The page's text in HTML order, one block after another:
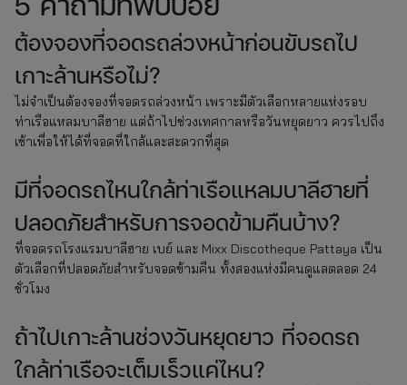
ต้องจองที่จอดรถล่วงหน้าก่อนขับรถไป
เกาะล้านหรือไม่?
ไม่จำเป็นต้องจองที่จอดรถล่วงหน้า เพราะมีตัวเลือกหลายแห่งรอบ
ท่าเรือแหลมบาลีฮาย แต่ถ้าไปช่วงเทศกาลหรือวันหยุดยาว ควรไปถึง
เช้าเพื่อให้ได้ที่จอดที่ใกล้และสะดวกที่สุด
มีที่จอดรถไหนใกล้ท่าเรือแหลมบาลีฮายที่
ปลอดภัยสำหรับการจอดข้ามคืนบ้าง?
ที่จอดรถโรงแรมบาลีฮาย เบย์ และ Mixx Discotheque Pattaya เป็น
ตัวเลือกที่ปลอดภัยสำหรับจอดข้ามคืน ทั้งสองแห่งมีคนดูแลตลอด 24
ชั่วโมง
ถ้าไปเกาะล้านช่วงวันหยุดยาว ที่จอดรถ
ใกล้ท่าเรือจะเต็มเร็วแค่ไหน?